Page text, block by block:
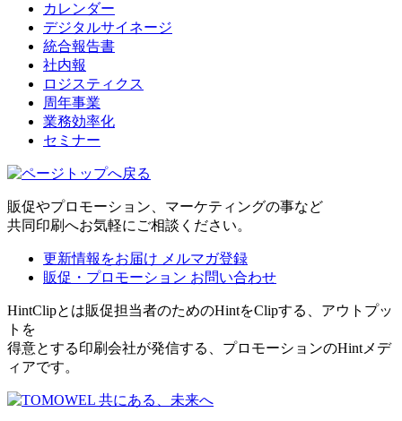
カレンダー
デジタルサイネージ
統合報告書
社内報
ロジスティクス
周年事業
業務効率化
セミナー
販促やプロモーション、マーケティングの事など
共同印刷へお気軽にご相談ください。
更新情報をお届け メルマガ登録
販促・プロモーション お問い合わせ
HintClipとは販促担当者のためのHintをClipする、アウトプッ
トを
得意とする印刷会社が発信する、プロモーションのHintメデ
ィアです。